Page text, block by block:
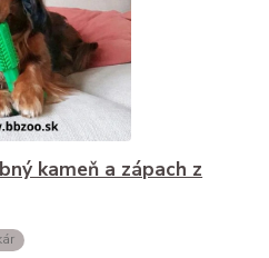
kameň a zápach z